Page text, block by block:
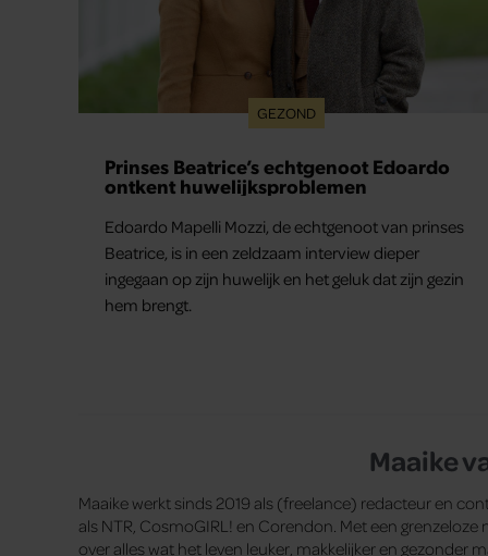
GEZOND
Prinses Beatrice’s echtgenoot Edoardo
ontkent huwelijksproblemen
Edoardo Mapelli Mozzi, de echtgenoot van prinses
Beatrice, is in een zeldzaam interview dieper
ingegaan op zijn huwelijk en het geluk dat zijn gezin
hem brengt.
Maaike
Maaike werkt sinds 2019 als (freelance) redacteur en
als NTR, CosmoGIRL! en Corendon. Met een
over alles wat het leven leuker, makkelijker en gezonder